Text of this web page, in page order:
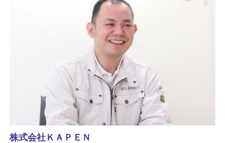
株式会社ＫＡＰＥＮ